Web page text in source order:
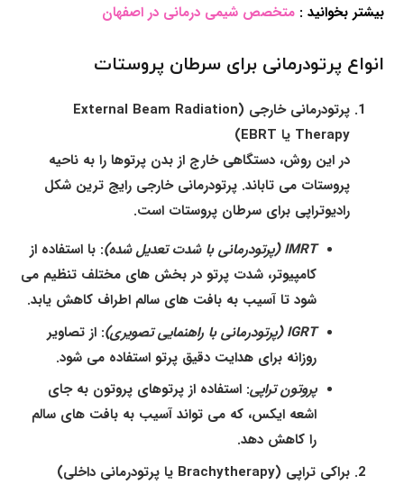
بیشتر بخوانید :متخصص شیمی درمانی در اصفهان
انواع پرتودرمانی برای سرطان پروستات
پرتودرمانی خارجی (External Beam Radiation
Therapy یا EBRT)
در این روش، دستگاهی خارج از بدن پرتوها را به ناحیه
پروستات می تاباند. پرتودرمانی خارجی رایج ترین شکل
رادیوتراپی برای سرطان پروستات است.
IMRT (پرتودرمانی با شدت تعدیل شده)
: با استفاده از
کامپیوتر، شدت پرتو در بخش های مختلف تنظیم می
شود تا آسیب به بافت های سالم اطراف کاهش یابد.
IGRT (پرتودرمانی با راهنمایی تصویری)
: از تصاویر
روزانه برای هدایت دقیق پرتو استفاده می شود.
پروتون تراپی: استفاده از پرتوهای پروتون به جای
اشعه ایکس، که می تواند آسیب به بافت های سالم
را کاهش دهد.
براکی تراپی (Brachytherapy یا پرتودرمانی داخلی)